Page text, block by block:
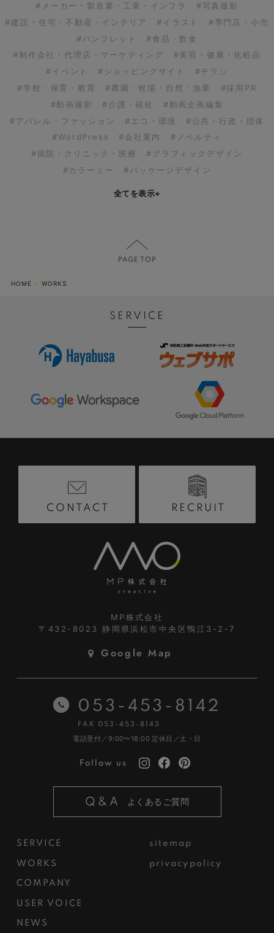
#メーカー・製造業・工業・インフラ
#写真撮影
#建設・住宅・不動産・インテリア
#イラスト
#専門店・小売
#パンフレット
#食品・飲食
#制作会社・代理店・マーケティング
#美容・健康・化粧品
#イベント
#ショッピングサイト
#チラシ
#学校・保育・教育
#農園・牧場・自然・漁業
#採用PR
#動画撮影
#介護・福祉
#動画企画編集
#アパレル・ファッション
#エコ・環境
#公共・行政・団体
#WordPress
#会社案内
#ノベルティ
#病院・クリニック・医療
#グラフィックデザイン
#カラーミー
#パッケージデザイン
全てを表示+
HOME WORKS
SERVICE
CONTACT RECRUIT
MP株式会社
〒432-8023静岡県浜松市中央区鴨江3-2-7
Google Map
SERVICE
WORKS
COMPANY
USER VOICE
NEWS
sitemap
privacypolicy
053-453-8142
FAX 053-453-8143
電話受付／9:00〜18:00 定休日／土・日
Follow us
Q&A よくあるご質問